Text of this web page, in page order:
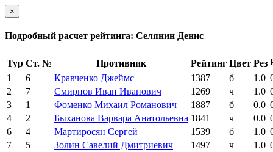
×
Подробный расчет рейтинга: Селянин Денис
Тур Ст. № Противник Рейтинг Цвет Рез
1
6 Кравченко Джеймс 1387 б 1.0
2
7 Смирнов Иван Иванович 1269 ч 1.0
3
1 Фоменко Михаил Романович 1887 б 0.0
4
2 Быханова Варвара Анатольевна 1841 ч 0.0
6
4 Мартиросян Сергей 1539 б 1.0
7
5 Золин Савелий Дмитриевич 1497 ч 1.0